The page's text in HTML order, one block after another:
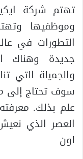
تهتم شركة
وموظفيها
التطورات في
جديدة وهناك
والجميلة التي
سوف تحتاج إلى
علم بذلك.
العصر الذي
لون